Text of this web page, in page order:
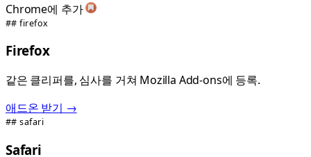
Chrome에 추가
## firefox
Firefox
같은 클리퍼를, 심사를 거쳐 Mozilla Add-ons에 등록.
애드온 받기 →
## safari
Safari